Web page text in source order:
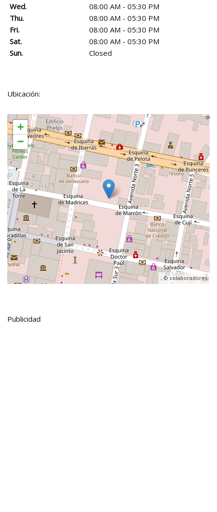
Wed.
08:00 AM - 05:30 PM
Thu.
08:00 AM - 05:30 PM
Fri.
08:00 AM - 05:30 PM
Sat.
08:00 AM - 05:30 PM
Sun.
Closed
Ubicación:
+
−
, ©colaboradores
Publicidad